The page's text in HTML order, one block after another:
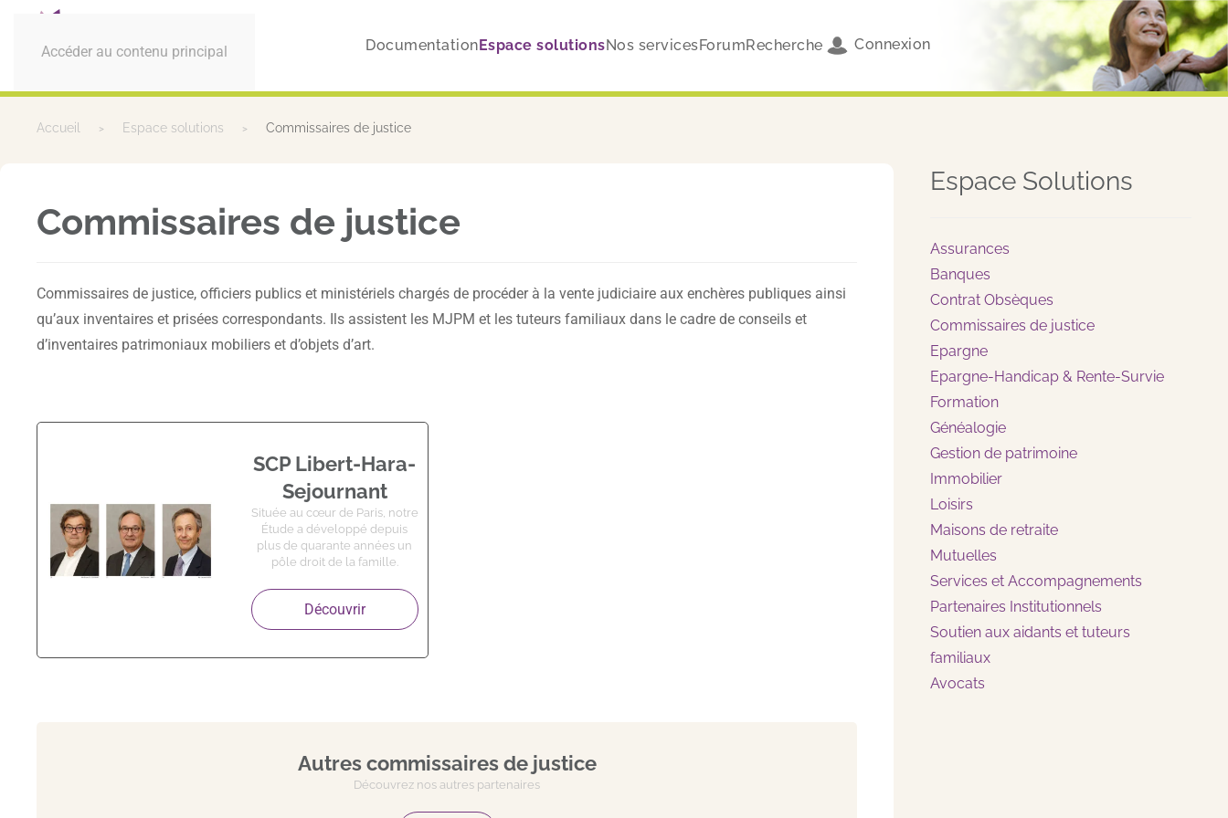
Accéder au contenu principal DocumentationEspace solutionsNos servicesForumRecherche Connexion
Accueil Espace solutions Commissaires de justice
Commissaires de justice
Commissaires de justice, officiers publics et ministériels chargés de procéder à la vente judiciaire aux enchères publiques ainsi
qu’aux inventaires et prisées correspondants. Ils assistent les MJPM et les tuteurs familiaux dans le cadre de conseils et
d’inventaires patrimoniaux mobiliers et d’objets d’art.
SCP Libert-Hara-
Sejournant
Située au cœur de Paris, notre
Étude a développé depuis
plus de quarante années un
pôle droit de la famille.
Découvrir
Autres commissaires de justice
Découvrez nos autres partenaires
Espace Solutions
Assurances
Banques
Contrat Obsèques
Commissaires de justice
Epargne
Epargne-Handicap & Rente-Survie
Formation
Généalogie
Gestion de patrimoine
Immobilier
Loisirs
Maisons de retraite
Mutuelles
Services et Accompagnements
Partenaires Institutionnels
Soutien aux aidants et tuteurs
familiaux
Avocats